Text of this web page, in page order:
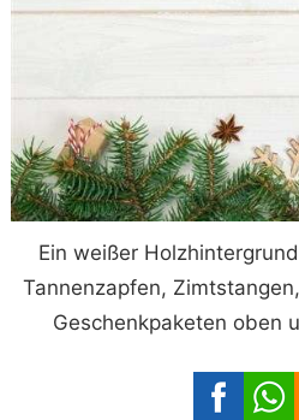
Ein weißer
Tannenzapfen,
Geschenkpaketen oben